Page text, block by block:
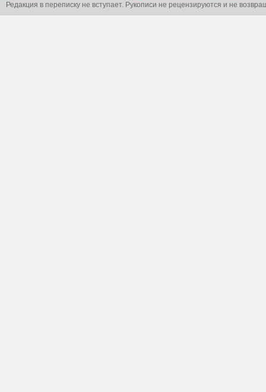
Редакция в переписку не вступает. Рукописи не рецензируются и не